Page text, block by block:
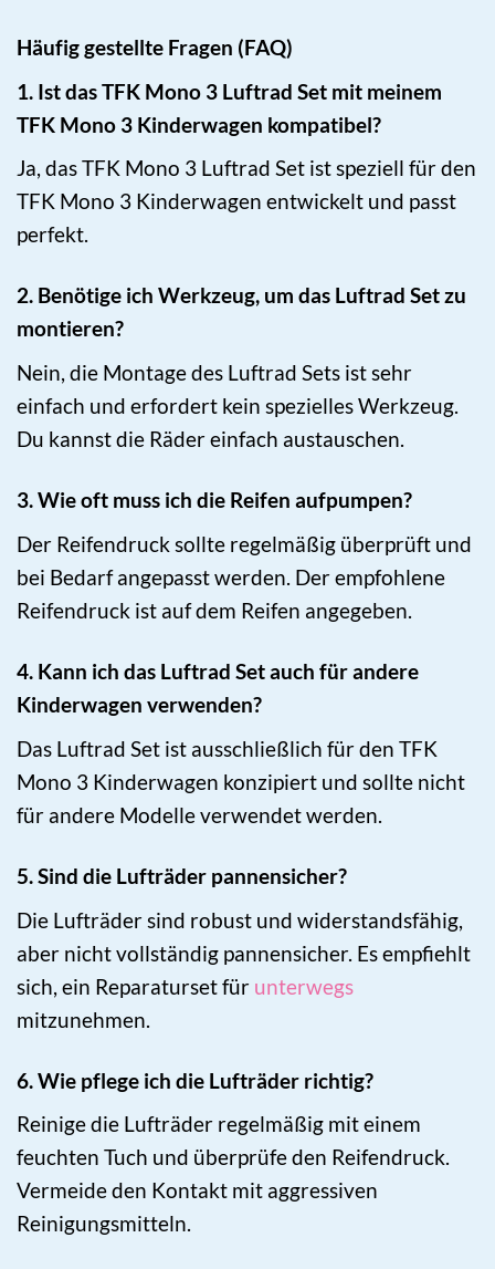
Häufig gestellte Fragen (FAQ)
1. Ist das TFK Mono 3 Luftrad Set mit meinem
TFK Mono 3 Kinderwagen kompatibel?
Ja, das TFK Mono 3 Luftrad Set ist speziell für den
TFK Mono 3 Kinderwagen entwickelt und passt
perfekt.
2. Benötige ich Werkzeug, um das Luftrad Set zu
montieren?
Nein, die Montage des Luftrad Sets ist sehr
einfach und erfordert kein spezielles Werkzeug.
Du kannst die Räder einfach austauschen.
3. Wie oft muss ich die Reifen aufpumpen?
Der Reifendruck sollte regelmäßig überprüft und
bei Bedarf angepasst werden. Der empfohlene
Reifendruck ist auf dem Reifen angegeben.
4. Kann ich das Luftrad Set auch für andere
Kinderwagen verwenden?
Das Luftrad Set ist ausschließlich für den TFK
Mono 3 Kinderwagen konzipiert und sollte nicht
für andere Modelle verwendet werden.
5. Sind die Lufträder pannensicher?
Die Lufträder sind robust und widerstandsfähig,
aber nicht vollständig pannensicher. Es empfiehlt
sich, ein Reparaturset für unterwegs
mitzunehmen.
6. Wie pflege ich die Lufträder richtig?
Reinige die Lufträder regelmäßig mit einem
feuchten Tuch und überprüfe den Reifendruck.
Vermeide den Kontakt mit aggressiven
Reinigungsmitteln.